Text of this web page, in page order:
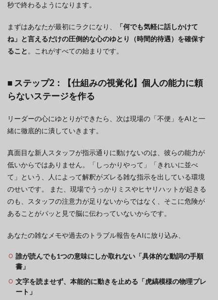
秒で終わるようになります。
まずはあなたが最初にラクになり、
「何でも気軽に話しかけて
ね」と言えるだけの圧倒的な心のゆとり（時間的待遇）を確保す
ること 。これがすべての始まりです。
■ ステップ2：【仕組みの視覚化】個人の能力に頼
らないステージを作る
リーダーの心にゆとりができたら、次は現場の「不便」をAIと一
緒に徹底的に潰していきます。
真面目な新人スタッフが指示通りに動けないのは、彼らの能力が
低いからではありません。「しっかりやって」「きれいに並べ
て」という、人によって解釈がズレる雑な指示を出している環境
のせいです。 また、現場でうっかりミスやヒヤリハットが起きる
のも、スタッフの注意力が足りないからではなく、そこに危険が
あることがパッと見で脳に伝わっていないからです。
あなたの雑なメモや過去のトラブル報告をAIに放り込み、
誰が読んでも1つの意味にしか取れない「具体的な動詞の手順
書」
文字を読ませず、本能的に動きを止める「虎縞模様の物理プレ
ート」